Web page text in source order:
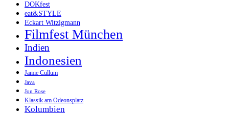
DOKfest
eat&STYLE
Eckart Witzigmann
Filmfest München
Indien
Indonesien
Jamie Cullum
Java
Jon Rose
Klassik am Odeonsplatz
Kolumbien